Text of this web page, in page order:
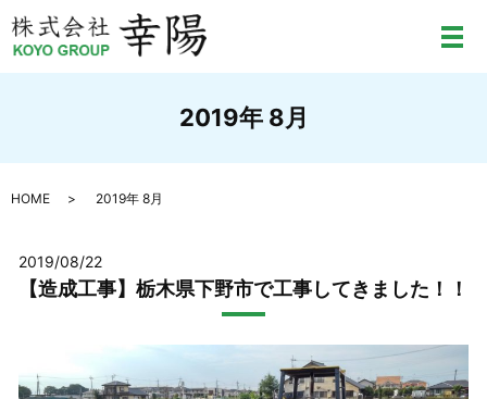
メ
2019年 8月
HOME 2019年 8月
2019/08/22
【造成工事】栃木県下野市で工事してきました！！